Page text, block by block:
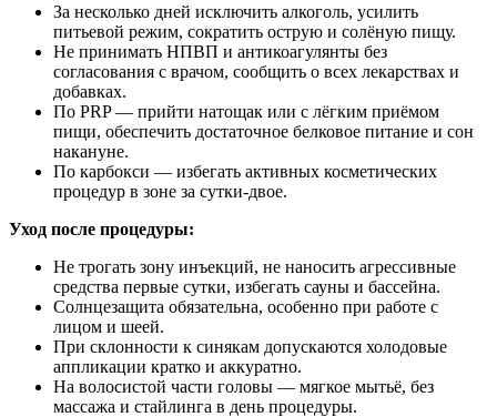
За несколько дней исключить алкоголь, усилить
питьевой режим, сократить острую и солёную пищу.
Не принимать НПВП и антикоагулянты без
согласования с врачом, сообщить о всех лекарствах и
добавках.
По PRP — прийти натощак или с лёгким приёмом
пищи, обеспечить достаточное белковое питание и сон
накануне.
По карбокси — избегать активных косметических
процедур в зоне за сутки‑двое.
Уход после процедуры:
Не трогать зону инъекций, не наносить агрессивные
средства первые сутки, избегать сауны и бассейна.
Солнцезащита обязательна, особенно при работе с
лицом и шеей.
При склонности к синякам допускаются холодовые
аппликации кратко и аккуратно.
На волосистой части головы — мягкое мытьё, без
массажа и стайлинга в день процедуры.